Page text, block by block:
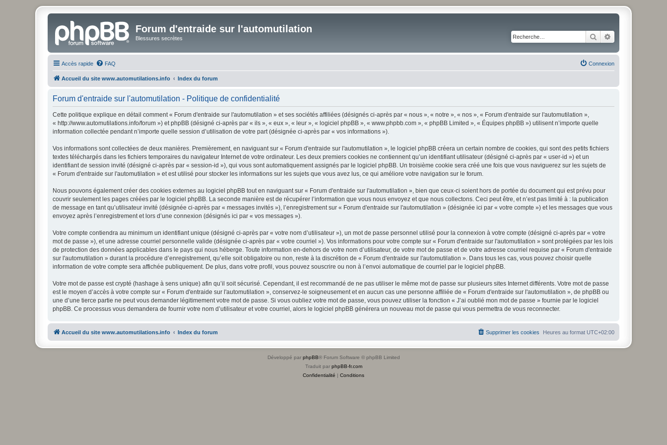
Forum d'entraide sur l'automutilation
Blessures secrètes Rechercher
Accès rapide FAQ Connexion
Accueil du site www.automutilations.info Index du forum
Forum d'entraide sur l'automutilation - Politique de confidentialité
Cette politique explique en détail comment « Forum d'entraide sur l'automutilation » et ses sociétés affiliées (désignés ci-après par « nous », « notre », « nos », « Forum d'entraide sur l'automutilation »,
« http://www.automutilations.info/forum ») et phpBB (désigné ci-après par « ils », « eux », « leur », « logiciel phpBB », « www.phpbb.com », « phpBB Limited », « Équipes phpBB ») utilisent n’importe quelle
information collectée pendant n’importe quelle session d’utilisation de votre part (désignée ci-après par « vos informations »).
Vos informations sont collectées de deux manières. Premièrement, en naviguant sur « Forum d'entraide sur l'automutilation », le logiciel phpBB créera un certain nombre de cookies, qui sont des petits fichiers
textes téléchargés dans les fichiers temporaires du navigateur Internet de votre ordinateur. Les deux premiers cookies ne contiennent qu’un identifiant utilisateur (désigné ci-après par « user-id ») et un
identifiant de session invité (désigné ci-après par « session-id »), qui vous sont automatiquement assignés par le logiciel phpBB. Un troisième cookie sera créé une fois que vous naviguerez sur les sujets de
« Forum d'entraide sur l'automutilation » et est utilisé pour stocker les informations sur les sujets que vous avez lus, ce qui améliore votre navigation sur le forum.
Nous pouvons également créer des cookies externes au logiciel phpBB tout en naviguant sur « Forum d'entraide sur l'automutilation », bien que ceux-ci soient hors de portée du document qui est prévu pour
couvrir seulement les pages créées par le logiciel phpBB. La seconde manière est de récupérer l’information que vous nous envoyez et que nous collectons. Ceci peut être, et n’est pas limité à : la publication
de message en tant qu’utilisateur invité (désignée ci-après par « messages invités »), l’enregistrement sur « Forum d'entraide sur l'automutilation » (désignée ici par « votre compte ») et les messages que vous
envoyez après l’enregistrement et lors d’une connexion (désignés ici par « vos messages »).
Votre compte contiendra au minimum un identifiant unique (désigné ci-après par « votre nom d’utilisateur »), un mot de passe personnel utilisé pour la connexion à votre compte (désigné ci-après par « votre
mot de passe »), et une adresse courriel personnelle valide (désignée ci-après par « votre courriel »). Vos informations pour votre compte sur « Forum d'entraide sur l'automutilation » sont protégées par les lois
de protection des données applicables dans le pays qui nous héberge. Toute information en-dehors de votre nom d’utilisateur, de votre mot de passe et de votre adresse courriel requise par « Forum d'entraide
sur l'automutilation » durant la procédure d’enregistrement, qu’elle soit obligatoire ou non, reste à la discrétion de « Forum d'entraide sur l'automutilation ». Dans tous les cas, vous pouvez choisir quelle
information de votre compte sera affichée publiquement. De plus, dans votre profil, vous pouvez souscrire ou non à l’envoi automatique de courriel par le logiciel phpBB.
Votre mot de passe est crypté (hashage à sens unique) afin qu’il soit sécurisé. Cependant, il est recommandé de ne pas utiliser le même mot de passe sur plusieurs sites Internet différents. Votre mot de passe
est le moyen d’accès à votre compte sur « Forum d'entraide sur l'automutilation », conservez-le soigneusement et en aucun cas une personne affiliée de « Forum d'entraide sur l'automutilation », de phpBB ou
une d’une tierce partie ne peut vous demander légitimement votre mot de passe. Si vous oubliez votre mot de passe, vous pouvez utiliser la fonction « J’ai oublié mon mot de passe » fournie par le logiciel
phpBB. Ce processus vous demandera de fournir votre nom d’utilisateur et votre courriel, alors le logiciel phpBB générera un nouveau mot de passe qui vous permettra de vous reconnecter.
Accueil du site www.automutilations.info Index du forum Heures au format UTC+02:00
Supprimer les cookies
Développé par phpBB® Forum Software © phpBB Limited
Traduit par phpBB-fr.com
Confidentialité | Conditions